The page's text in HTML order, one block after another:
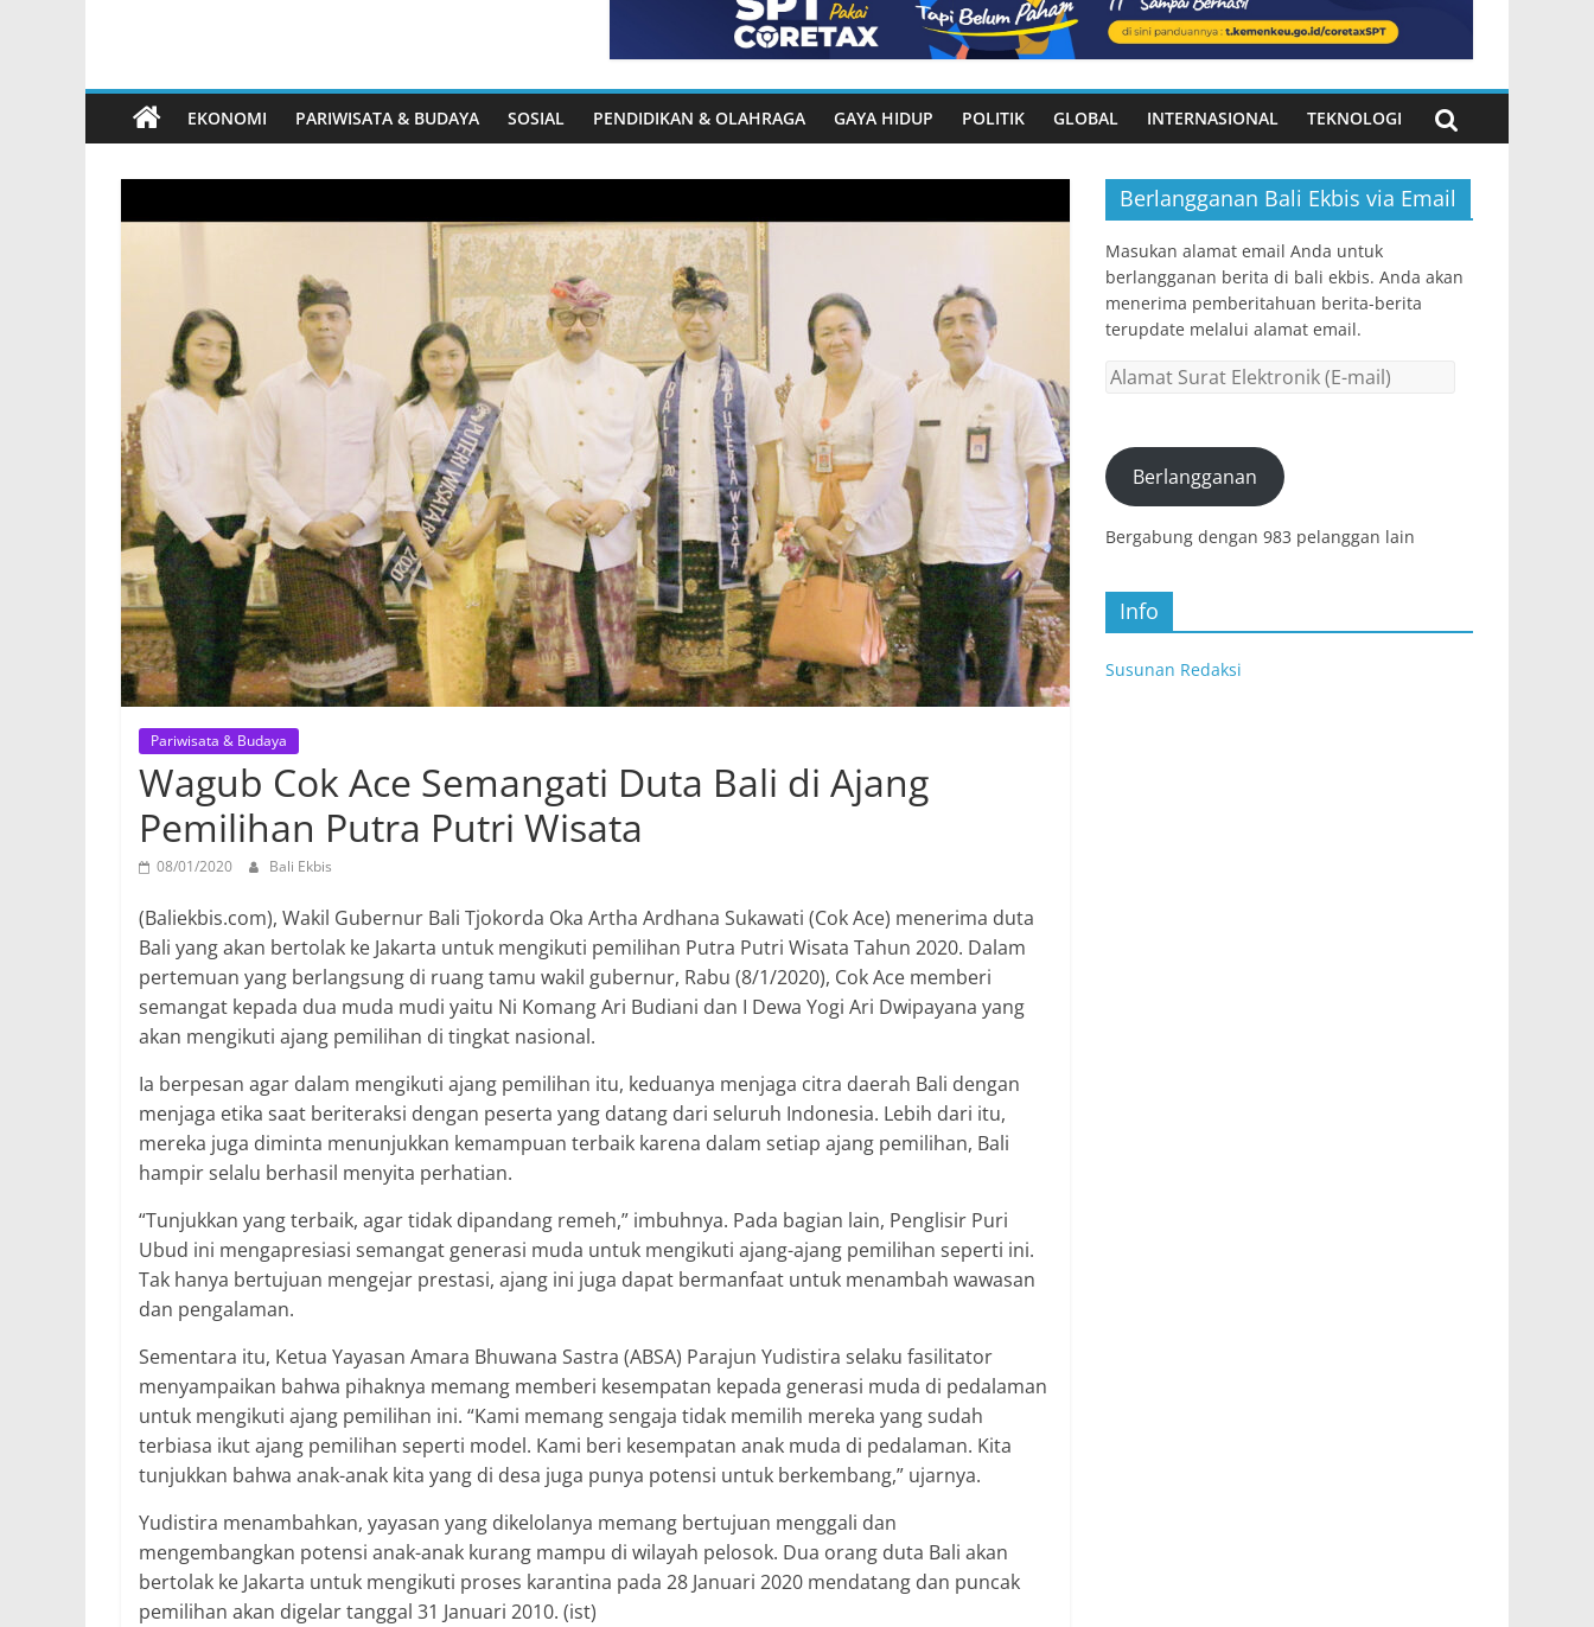
EKONOMI PARIWISATA & BUDAYA SOSIAL PENDIDIKAN & OLAHRAGA GAYA HIDUP POLITIK GLOBAL INTERNASIONAL TEKNOLOGI
Pariwisata & Budaya
Wagub Cok Ace Semangati Duta Bali di Ajang
Pemilihan Putra Putri Wisata
08/01/2020 Bali Ekbis
(Baliekbis.com), Wakil Gubernur Bali Tjokorda Oka Artha Ardhana Sukawati (Cok Ace) menerima duta
Bali yang akan bertolak ke Jakarta untuk mengikuti pemilihan Putra Putri Wisata Tahun 2020. Dalam
pertemuan yang berlangsung di ruang tamu wakil gubernur, Rabu (8/1/2020), Cok Ace memberi
semangat kepada dua muda mudi yaitu Ni Komang Ari Budiani dan I Dewa Yogi Ari Dwipayana yang
akan mengikuti ajang pemilihan di tingkat nasional.
Ia berpesan agar dalam mengikuti ajang pemilihan itu, keduanya menjaga citra daerah Bali dengan
menjaga etika saat beriteraksi dengan peserta yang datang dari seluruh Indonesia. Lebih dari itu,
mereka juga diminta menunjukkan kemampuan terbaik karena dalam setiap ajang pemilihan, Bali
hampir selalu berhasil menyita perhatian.
“Tunjukkan yang terbaik, agar tidak dipandang remeh,” imbuhnya. Pada bagian lain, Penglisir Puri
Ubud ini mengapresiasi semangat generasi muda untuk mengikuti ajang-ajang pemilihan seperti ini.
Tak hanya bertujuan mengejar prestasi, ajang ini juga dapat bermanfaat untuk menambah wawasan
dan pengalaman.
Sementara itu, Ketua Yayasan Amara Bhuwana Sastra (ABSA) Parajun Yudistira selaku fasilitator
menyampaikan bahwa pihaknya memang memberi kesempatan kepada generasi muda di pedalaman
untuk mengikuti ajang pemilihan ini. “Kami memang sengaja tidak memilih mereka yang sudah
terbiasa ikut ajang pemilihan seperti model. Kami beri kesempatan anak muda di pedalaman. Kita
tunjukkan bahwa anak-anak kita yang di desa juga punya potensi untuk berkembang,” ujarnya.
Yudistira menambahkan, yayasan yang dikelolanya memang bertujuan menggali dan
mengembangkan potensi anak-anak kurang mampu di wilayah pelosok. Dua orang duta Bali akan
bertolak ke Jakarta untuk mengikuti proses karantina pada 28 Januari 2020 mendatang dan puncak
pemilihan akan digelar tanggal 31 Januari 2010. (ist)
Berlangganan Bali Ekbis via Email
Masukan alamat email Anda untuk
berlangganan berita di bali ekbis. Anda akan
menerima pemberitahuan berita-berita
terupdate melalui alamat email.
Alamat
(E-
mail)Berlangganan
Bergabung dengan 983 pelanggan lain
Info
Susunan Redaksi